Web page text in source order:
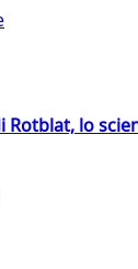
Rotblat, lo